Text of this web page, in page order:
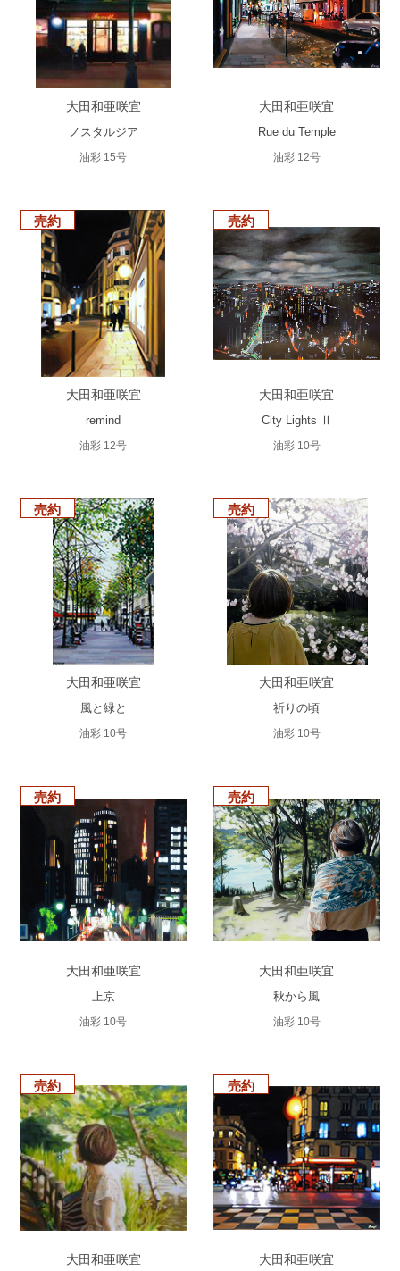
大田和亜咲宜
ノスタルジア
油彩 15号
大田和亜咲宜
Rue du Temple
油彩 12号
売約
大田和亜咲宜
remind
油彩 12号
売約
大田和亜咲宜
City Lights Ⅱ
油彩 10号
売約
大田和亜咲宜
風と緑と
油彩 10号
売約
大田和亜咲宜
祈りの頃
油彩 10号
売約
大田和亜咲宜
上京
油彩 10号
売約
大田和亜咲宜
秋から風
油彩 10号
売約
大田和亜咲宜
売約
大田和亜咲宜